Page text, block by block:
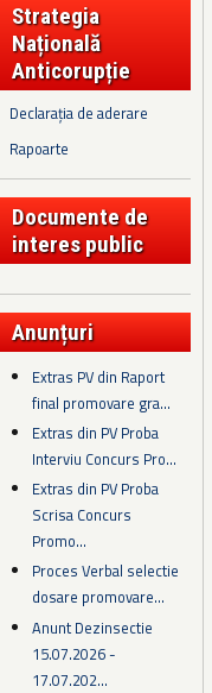
Strategia
Națională
Anticorupție
Declarația de aderare
Rapoarte
Documente de
interes public
Anunțuri
Extras PV din Raport
final promovare gra...
Extras din PV Proba
Interviu Concurs Pro...
Extras din PV Proba
Scrisa Concurs
Promo...
Proces Verbal selectie
dosare promovare...
Anunt Dezinsectie
15.07.2026 -
17.07.202...